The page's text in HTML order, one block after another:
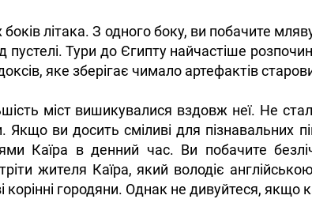
літака. З одного боку, ви побачите
Тури до Єгипту найчастіше
яке зберігає чимало артефактів
міст вишикувалися вздовж неї. Не
Якщо ви досить сміливі для
Каїра в денний час. Ви побачите
жителя Каїра, який володіє
корінні городяни. Однак не дивуйтеся,